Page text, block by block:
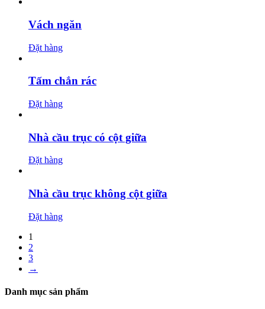
Vách ngăn
Đặt hàng
Tấm chắn rác
Đặt hàng
Nhà cầu trục có cột giữa
Đặt hàng
Nhà cầu trục không cột giữa
Đặt hàng
1
2
3
→
Danh mục sản phẩm